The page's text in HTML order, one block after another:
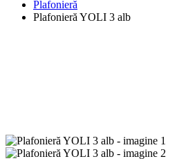
Plafonieră
Plafonieră YOLI 3 alb